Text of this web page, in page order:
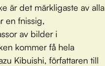
är det märkligaste av alla
en fnissig,
av bilder i
kommer få hela
Kibuishi, författaren till